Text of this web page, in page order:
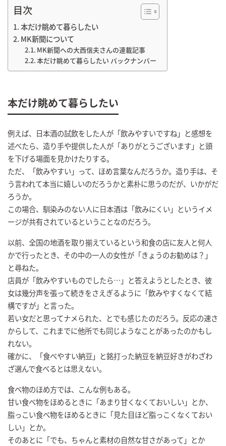
目次
本だけ眺めて暮らしたい
MK新聞について
MK新聞への大西信夫さんの連載記事
本だけ眺めて暮らしたい バックナンバー
本だけ眺めて暮らしたい
例えば、日本酒の試飲をした人が「飲みやすいですね」と感想を
述べたら、造り手や提供した人が「ありがとうございます」と頭
を下げる場面を見かけたりする。
ただ、「飲みやすい」って、ほめ言葉なんだろうか。造り手は、そ
う言われて本当に嬉しいのだろうかと素朴に思うのだが、いかがだ
ろうか。
この場合、馴染みのない人に日本酒は「飲みにくい」というイメ
ージが共有されているということなのだろう。
以前、全国の地酒を取り揃えているという和食の店に友人と何人
かで行ったとき、その中の一人の女性が「きょうのお勧めは？」
と尋ねた。
店員が「飲みやすいものでしたら…」と答えようとしたとき、彼
女は幾分声を張って続きをさえぎるように「飲みやすくなくて結
構ですが」と言った。
若い女だと思ってナメられた、とでも感じたのだろう。反応の速さ
からして、これまでに他所でも同じようなことがあったのかもし
れない。
確かに、「食べやすい納豆」と銘打った納豆を納豆好きがわざわ
ざ選んで食べるとは思えない。
食べ物のほめ方では、こんな例もある。
甘い食べ物をほめるときに「あまり甘くなくておいしい」とか、
脂っこい食べ物をほめるときに「見た目ほど脂っこくなくておい
しい」とか。
そのあとに「でも、ちゃんと素材の自然な甘さがあって」とか